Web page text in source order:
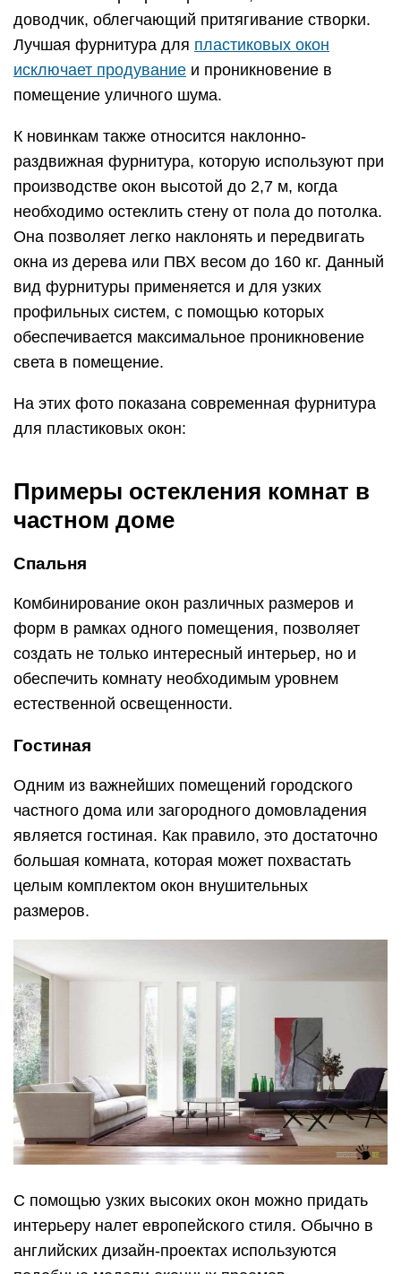
доводчик, облегчающий притягивание створки.
Лучшая фурнитура для пластиковых окон
исключает продувание и проникновение в
помещение уличного шума.
К новинкам также относится наклонно-
раздвижная фурнитура, которую используют при
производстве окон высотой до 2,7 м, когда
необходимо остеклить стену от пола до потолка.
Она позволяет легко наклонять и передвигать
окна из дерева или ПВХ весом до 160 кг. Данный
вид фурнитуры применяется и для узких
профильных систем, с помощью которых
обеспечивается максимальное проникновение
света в помещение.
На этих фото показана современная фурнитура
для пластиковых окон:
Примеры остекления комнат в
частном доме
Спальня
Комбинирование окон различных размеров и
форм в рамках одного помещения, позволяет
создать не только интересный интерьер, но и
обеспечить комнату необходимым уровнем
естественной освещенности.
Гостиная
Одним из важнейших помещений городского
частного дома или загородного домовладения
является гостиная. Как правило, это достаточно
большая комната, которая может похвастать
целым комплектом окон внушительных
размеров.
С помощью узких высоких окон можно придать
интерьеру налет европейского стиля. Обычно в
английских дизайн-проектах используются